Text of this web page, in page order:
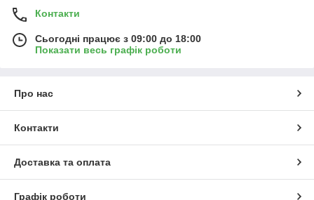
Контакти
Сьогодні працює з 09:00 до 18:00
Показати весь графік роботи
Про нас
Контакти
Доставка та оплата
Графік роботи